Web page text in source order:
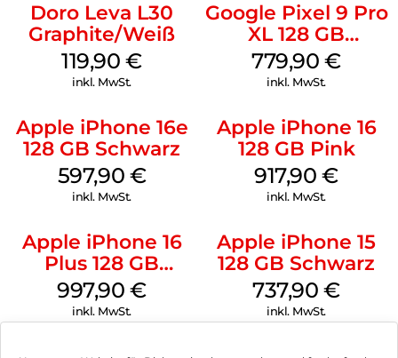
Doro Leva L30
Graphite/Weiß
119,90€
inkl. MwSt.
Google Pixel 9 Pro
XL 128 GB
Obsidian
779,90€
inkl. MwSt.
Apple iPhone 16e
128 GB Schwarz
597,90 €
inkl. MwSt.
Apple iPhone 16
128 GB Pink
917,90€
inkl. MwSt.
Apple iPhone 16
Plus 128 GB
Schwarz
997,90€
inkl. MwSt.
Apple iPhone 15
128 GB Schwarz
737,90€
inkl. MwSt.